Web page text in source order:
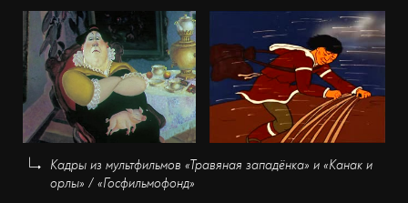
Кадры из мультфильмов «Травяная западёнка» и «Канак и
орлы» / «Госфильмофонд»